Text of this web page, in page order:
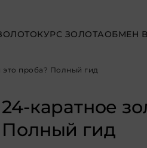
КУРС ЗОЛОТАОБМЕН
это проба? Полный гид
24-каратное
Полный гид